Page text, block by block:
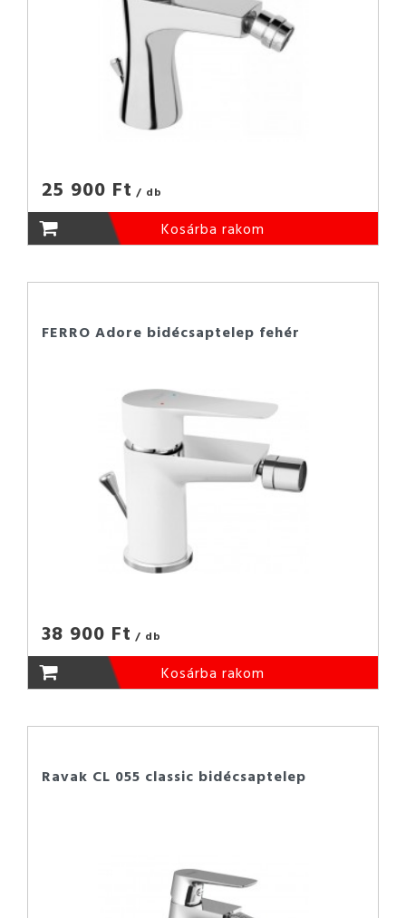
25 900 Ft / db
Kosárba rakom
FERRO Adore bidécsaptelep fehér
38 900 Ft / db
Kosárba rakom
Ravak CL 055 classic bidécsaptelep